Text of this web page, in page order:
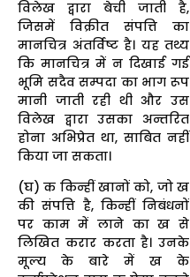
विलेख द्वारा बेची जाती है,
जिसमें विक्रीत संपत्ति का
मानचित्र अंतर्विष्ट है। यह तथ्य
कि मानचित्र में न दिखाई गई
भूमि सदैव सम्पदा का भाग रूप
मानी जाती रही थी और उस
विलेख द्वारा उसका अन्तरित
होना अभिप्रेत था, साबित नहीं
किया जा सकता।
(घ) क किन्हीं खानों को, जो ख
की संपत्ति है, किन्हीं निबंधनों
पर काम में लाने का ख से
लिखित करार करता है। उनके
मूल्य के बारे में ख के